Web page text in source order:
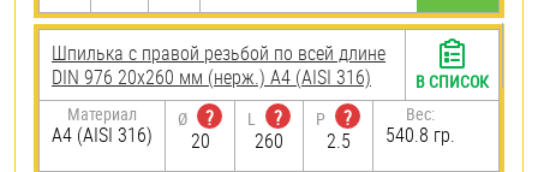
Шпилька с правой резьбой по всей длине
DIN 976 20х260 мм (нерж.) A4 (AISI 316)
Материал
A4 (AISI 316)
Ø
?
20
L
?
260
P
?
2.5
Вес:
540.8 гр.
В СПИСОК